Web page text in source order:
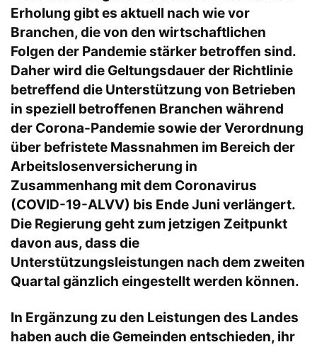
Erholung gibt es aktuell nach wie vor
Branchen, die von den wirtschaftlichen
Folgen der Pandemie stärker betroffen sind.
Daher wird die Geltungsdauer der Richtlinie
betreffend die Unterstützung von Betrieben
in speziell betroffenen Branchen während
der Corona-Pandemie sowie der Verordnung
über befristete Massnahmen im Bereich der
Arbeitslosenversicherung in
Zusammenhang mit dem Coronavirus
(COVID-19-ALVV) bis Ende Juni verlängert.
Die Regierung geht zum jetzigen Zeitpunkt
davon aus, dass die
Unterstützungsleistungen nach dem zweiten
Quartal gänzlich eingestellt werden können.
In Ergänzung zu den Leistungen des Landes
haben auch die Gemeinden entschieden, ihr